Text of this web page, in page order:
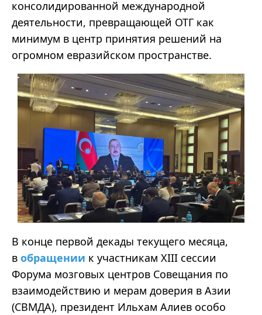
консолидированной международной
деятельности, превращающей ОТГ как
минимум в центр принятия решений на
огромном евразийском пространстве.
В конце первой декады текущего месяца,
в обращении к участникам XIII сессии
Форума мозговых центров Совещания по
взаимодействию и мерам доверия в Азии
(СВМДА), президент Ильхам Алиев особо